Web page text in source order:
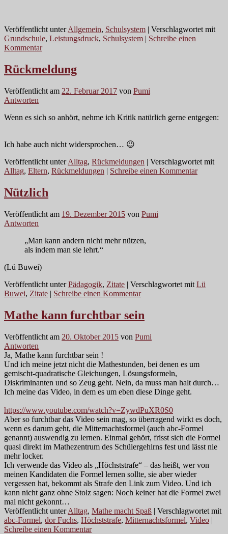
Veröffentlicht unter Allgemein, Schulsystem | Verschlagwortet mit
Grundschule, Leistungsdruck, Schulsystem | Schreibe einen
Kommentar
Rückmeldung
Veröffentlicht am 22. Februar 2017 von Pumi
Antworten
Wenn es sich so anhört, nehme ich Kritik natürlich gerne entgegen:
Ich habe auch nicht widersprochen… 😉
Veröffentlicht unter Alltag, Rückmeldungen | Verschlagwortet mit
Alltag, Eltern, Rückmeldungen | Schreibe einen Kommentar
Nützlich
Veröffentlicht am 19. Dezember 2015 von Pumi
Antworten
„Man kann andern nicht mehr nützen,
als indem man sie lehrt.“
(Lü Buwei)
Veröffentlicht unter Pädagogik, Zitate | Verschlagwortet mit Lü
Buwei, Zitate | Schreibe einen Kommentar
Mathe kann furchtbar sein
Veröffentlicht am 20. Oktober 2015 von Pumi
Antworten
Ja, Mathe kann furchtbar sein !
Und ich meine jetzt nicht die Mathestunden, bei denen es um
gemischt-quadratische Gleichungen, Lösungsformeln,
Diskriminanten und so Zeug geht. Nein, da muss man halt durch…
Ich meine das Video, in dem es um eben diese Dinge geht.
https://www.youtube.com/watch?v=ZywdPuXR0S0
Aber so furchtbar das Video sein mag, so überragend wirkt es doch,
wenn es darum geht, die Mitternachtsformel (auch abc-Formel
genannt) auswendig zu lernen. Einmal gehört, frisst sich die Formel
quasi direkt im Mathezentrum des Schülergehirns fest und lässt nie
mehr locker.
Ich verwende das Video als „Höchststrafe“ – das heißt, wer von
meinen Kandidaten die Formel lernen sollte, sie aber wieder
vergessen hat, bekommt als Strafe den Link zum Video. Und ich
kann nicht ganz ohne Stolz sagen: Noch keiner hat die Formel zwei
mal nicht gekonnt…
Veröffentlicht unter Alltag, Mathe macht Spaß | Verschlagwortet mit
abc-Formel, dor Fuchs, Höchststrafe, Mitternachtsformel, Video |
Schreibe einen Kommentar